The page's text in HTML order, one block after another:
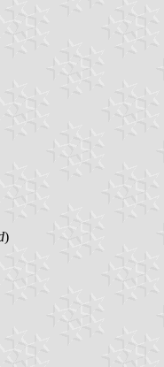
)